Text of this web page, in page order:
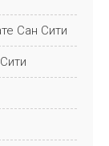
Сан Сити